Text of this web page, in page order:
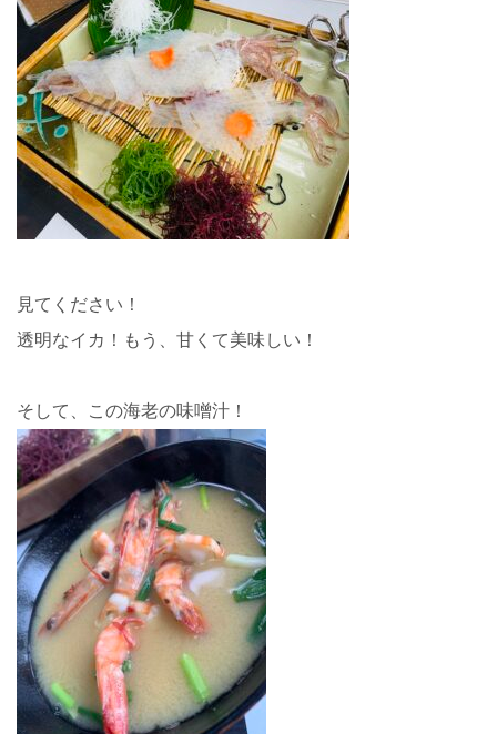
見てください！
透明なイカ！もう、甘くて美味しい！
そして、この海老の味噌汁！